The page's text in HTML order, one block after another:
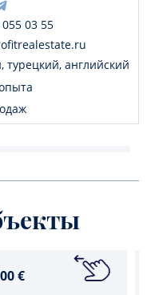
03 55
турецкий, английский
€